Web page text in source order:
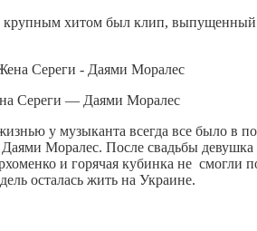
хитом был клип, выпущенный
Сереги — Даями Моралес
у музыканта всегда все было в
Моралес. После свадьбы девушка
и горячая кубинка не смогли
осталась жить на Украине.